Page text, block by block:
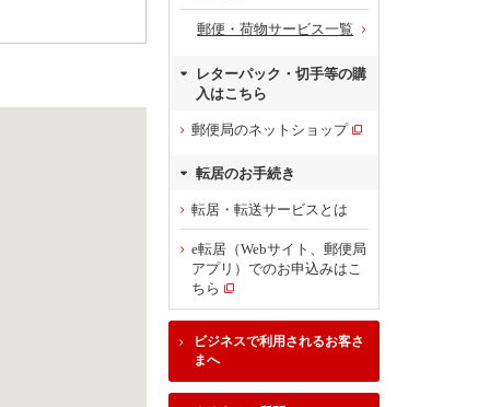
郵便・荷物サービス一覧
レターパック・切手等の購
入はこちら
郵便局のネットショップ
転居のお手続き
転居・転送サービスとは
e転居（Webサイト、郵便局
アプリ）でのお申込みはこ
ちら
ビジネスで利用されるお客さ
まへ